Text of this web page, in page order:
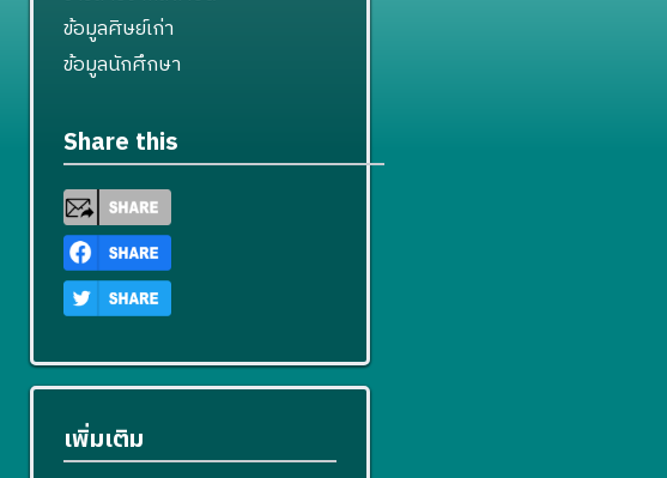
ข้อมูลศิษย์เก่า
ข้อมูลนักศึกษา
Share this
เพิ่มเติม